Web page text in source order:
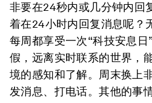
非要在24秒内或几分钟内回
着在24小时内回复消息呢？
每周都享受一次“科技安息
假，远离实时联系的世界，
境的感知和了解。周末换上
发消息、打电话。其他的事